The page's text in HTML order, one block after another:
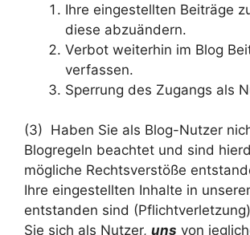
Ihre eingestellten Beiträge
diese abzuändern.
Verbot weiterhin im Blog
verfassen.
Sperrung des Zugangs als
(3) Haben Sie als Blog-Nutzer
Blogregeln beachtet und sind
mögliche Rechtsverstöße
Ihre eingestellten Inhalte in
entstanden sind
Sie sich als Nutzer, uns von